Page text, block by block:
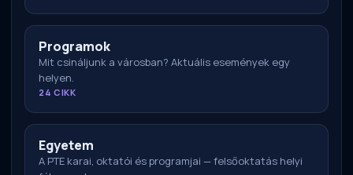
Programok
Mit csináljunk a városban? Aktuális események egy
helyen.
24 CIKK
Egyetem
A PTE karai, oktatói és programjai — felsőoktatás helyi